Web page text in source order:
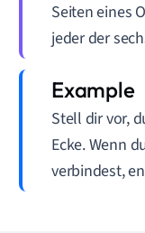
Seiten eines
jeder der
Stell dir vor,
Ecke. Wenn
verbindest,